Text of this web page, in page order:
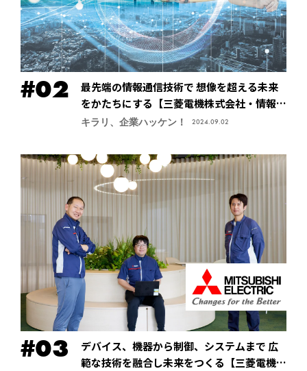
最先端の情報通信技術で 想像を超える未来
をかたちにする【三菱電機株式会社・情報技
術総合研究所】
キラリ、企業ハッケン！ 2024.09.02
デバイス、機器から制御、システムまで 広
範な技術を融合し未来をつくる【三菱電機株